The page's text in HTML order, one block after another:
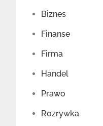
Biznes
Finanse
Firma
Handel
Prawo
Rozrywka